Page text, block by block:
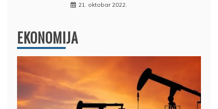
21. oktobar 2022.
EKONOMIJA